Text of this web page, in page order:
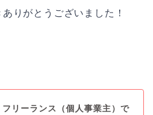
りがとうございました！
フリーランス（個人事業主）で